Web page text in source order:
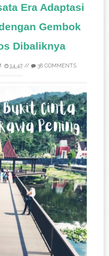
Era Adaptasi
Gembok
Dibaliknya
14.47// 38 COMMENTS